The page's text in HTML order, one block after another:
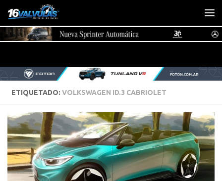
Saltar al contenido
ETIQUETADO: VOLKSWAGEN ID.3 CABRIOLET